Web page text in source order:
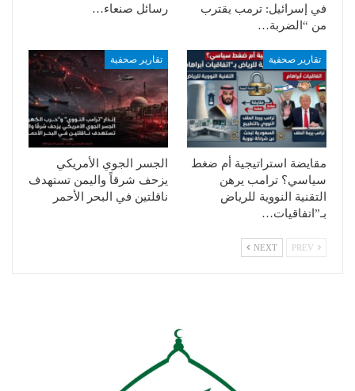
في إسرائيل: ترمب يقترب
من “الضربة…
رسائل صنعاء…
تقارير صحفية
مقايضة استراتيجية أم ضغط
سياسي؟ ترامب يرهن
التقنية النووية للرياض
بـ”اتفاقيات…
تقارير صحفية
الجسر الجوي الأمريكي
يزحف شرقاً واليمن تستهدف
ناقلتين في البحر الأحمر
NEXT